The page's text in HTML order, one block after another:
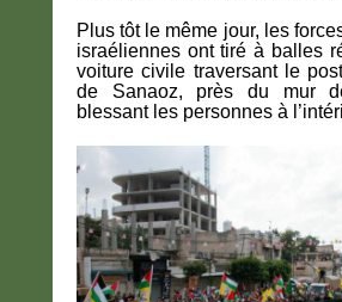
Plus tôt le même jour, les
israéliennes ont tiré à balles
voiture civile traversant le
de Sanaoz, près du mur
blessant les personnes à